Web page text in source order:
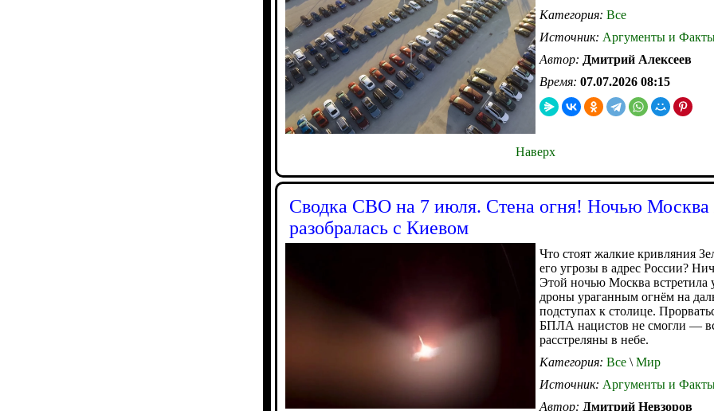
Категория: Все
Источник: Аргументы и
Автор: Дмитрий Алексеев
Время: 07.07.2026 08:15
Наверх
Сводка СВО на 7 июля. Стена огня! Ночью Москва
разобралась с Киевом
Что стоят жалкие кривляния
его угрозы в адрес России?
Этой ночью Москва встретила
дроны ураганным огнём на
подступах к столице.
БПЛА нацистов не смогли —
расстреляны в небе.
Категория: Все \ Мир
Источник: Аргументы и
Автор: Дмитрий Невзоров